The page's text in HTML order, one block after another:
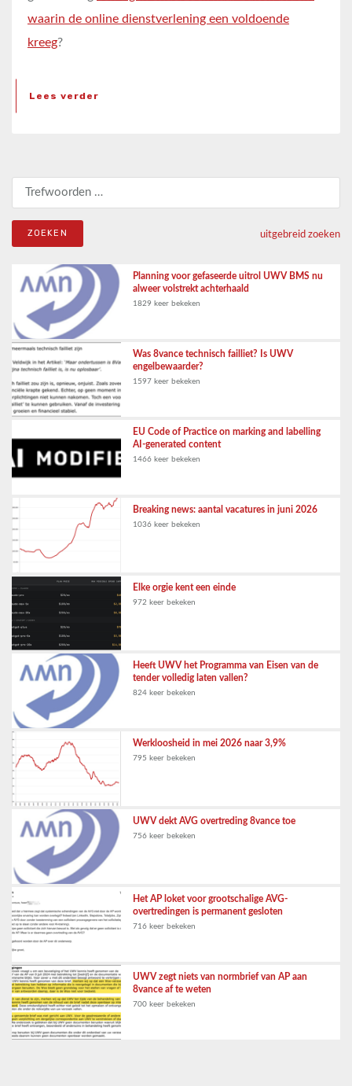
waarin de online dienstverlening een voldoende
kreeg?
Lees verder
uitgebreid zoeken
Planning voor gefaseerde uitrol UWV BMS nu
alweer volstrekt achterhaald
1829 keer bekeken
Was 8vance technisch failliet? Is UWV
engelbewaarder?
1597 keer bekeken
EU Code of Practice on marking and labelling
AI-generated content
1466 keer bekeken
Breaking news: aantal vacatures in juni 2026
1036 keer bekeken
Elke orgie kent een einde
972 keer bekeken
Heeft UWV het Programma van Eisen van de
tender volledig laten vallen?
824 keer bekeken
Werkloosheid in mei 2026 naar 3,9%
795 keer bekeken
UWV dekt AVG overtreding 8vance toe
756 keer bekeken
Het AP loket voor grootschalige AVG-
overtredingen is permanent gesloten
716 keer bekeken
UWV zegt niets van normbrief van AP aan
8vance af te weten
700 keer bekeken